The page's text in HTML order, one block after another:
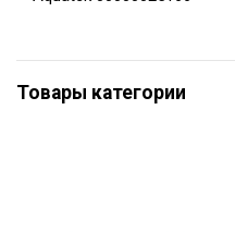
Товары категории